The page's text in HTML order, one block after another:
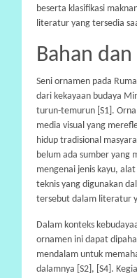
beserta klasifikasi
literatur yang tersedia
Bahan
Seni ornamen pada
dari kekayaan budaya
turun-temurun [S1].
media visual yang
hidup tradisional
belum ada sumber yang
mengenai jenis kayu,
teknis yang digunakan
tersebut dalam literatur
Dalam konteks
ornamen ini dapat
mendalam untuk
dalamnya [S2], [S4].